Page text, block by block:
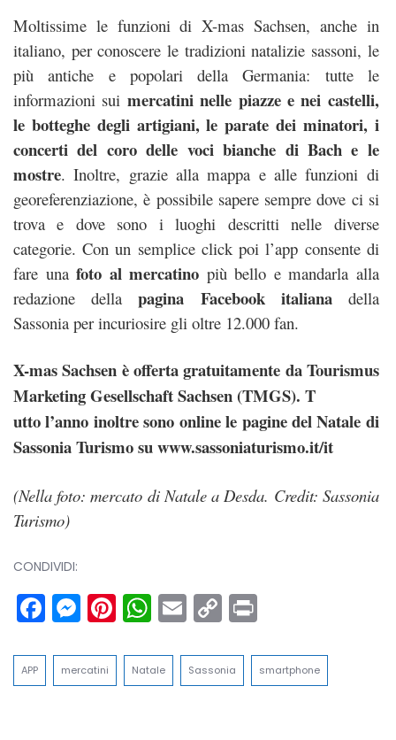
Moltissime le funzioni di X-mas Sachsen, anche in
italiano, per conoscere le tradizioni natalizie sassoni, le
più antiche e popolari della Germania: tutte le
informazioni sui mercatini nelle piazze e nei castelli,
le botteghe degli artigiani, le parate dei minatori, i
concerti del coro delle voci bianche di Bach e le
mostre. Inoltre, grazie alla mappa e alle funzioni di
georeferenziazione, è possibile sapere sempre dove ci si
trova e dove sono i luoghi descritti nelle diverse
categorie. Con un semplice click poi l’app consente di
fare unafoto al mercatino più bello e mandarla alla
redazione dellapagina Facebook italianadella
Sassonia per incuriosire gli oltre 12.000 fan.
X-mas Sachsen è offerta gratuitamente da Tourismus
Marketing Gesellschaft Sachsen (TMGS). T
utto l’anno inoltre sono online le pagine del Natale di
Sassonia Turismo su www.sassoniaturismo.it/it
(Nella foto: mercato di Natale a Desda. Credit: Sassonia
Turismo)
CONDIVIDI:
Facebook
Messenger
Pinterest
WhatsApp
Email
Copy
Link
APP mercatini Natale Sassonia smartphone